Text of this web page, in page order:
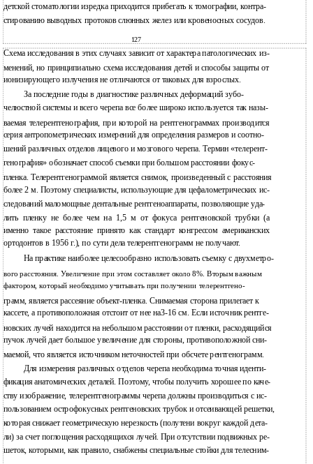
детской стоматологии изредка приходится прибегать к томографии, контра-
стированию выводных протоков слюнных желез или кровеносных сосудов.
127
Схема исследования в этих случаях зависит от характера патологических из-
менений, но принципиально схема исследования детей и способы защиты от
ионизирующего излучения не отличаются от таковых для взрослых.
За последние годы в диагностике различных деформаций зубо-
челюстной системы и всего черепа все более широко используется так назы-
ваемая телерентгенография, при которой на рентгенограммах производится
серия антропометрических измерений для определения размеров и соотно-
шений различных отделов лицевого и мозгового черепа. Термин «телерент-
генография» обозначает способ съемки при большом расстоянии фокус-
пленка. Телерентгенограммой является снимок, произведенный с расстояния
более 2 м. Поэтому специалисты, использующие для цефалометрических ис-
следований маломощные дентальные рентгеноаппараты, позволяющие уда-
лить пленку не более чем на 1,5 м от фокуса рентгеновской трубки (а
именно такое расстояние принято как стандарт конгрессом американских
ортодонтов в 1956 г.), по сути дела телерентгенограмм не получают.
На практике наиболее целесообразно использовать съемку с двухметро-
вого расстояния. Увеличение при этом составляет около 8%. Вторым важным
фактором, который необходимо учитывать при получении телерентгено-
грамм, является рассеяние объект-пленка. Снимаемая сторона прилегает к
кассете, а противоположная отстоит от нее на3-16 см. Если источник рентге-
новских лучей находится на небольшом расстоянии от пленки, расходящийся
пучок лучей дает большое увеличение для стороны, противоположной сни-
маемой, что является источником неточностей при обсчете рентгенограмм.
Для измерения различных отделов черепа необходима точная иденти-
фикация анатомических деталей. Поэтому, чтобы получить хорошее по каче-
ству изображение, телерентгенограммы черепа должны производиться с ис-
пользованием острофокусных рентгеновских трубок и отсеивающей решетки,
которая снижает геометрическую нерезкость (полутени вокруг каждой дета-
ли) за счет поглощения расходящихся лучей. При отсутствии подвижных ре-
шеток, которыми, как правило, снабжены специальные стойки для телесним-